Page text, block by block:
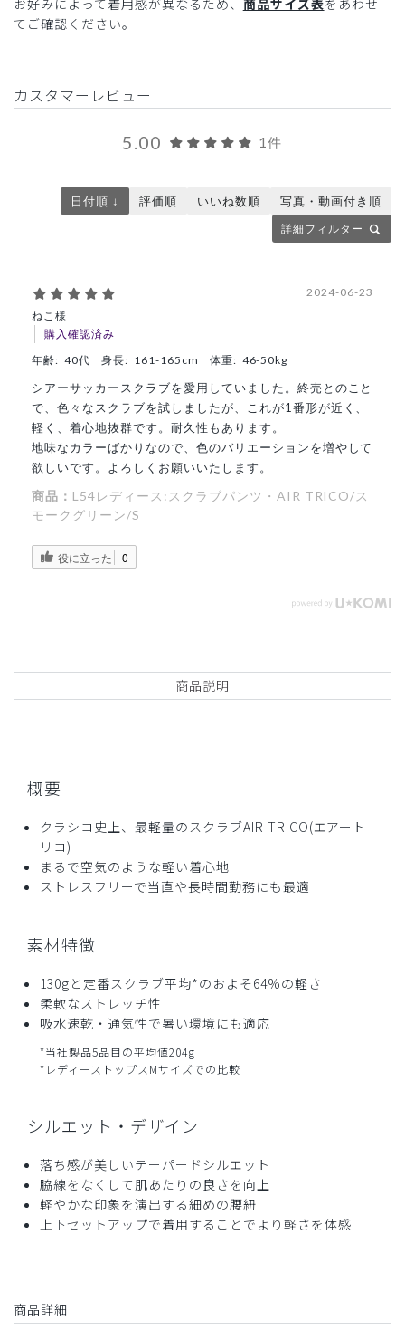
てご確認ください。
カスタマーレビュー
5.00 1件
詳細フィルター
日付順 ↓ 評価順 いいね数順 写真・動画付き順
ねこ様
購入確認済み
2024-06-23
年齢: 40代 身長: 161-165cm 体重: 46-50kg
シアーサッカースクラブを愛用していました。終売とのこと
で、色々なスクラブを試しましたが、これが1番形が近く、
軽く、着心地抜群です。耐久性もあります。
地味なカラーばかりなので、色のバリエーションを増やして
欲しいです。よろしくお願いいたします。
商品： L54レディース:スクラブパンツ・AIR TRICO/ス
モークグリーン/S
役に立った 0
商品説明
概要
クラシコ史上、最軽量のスクラブAIR TRICO(エアート
リコ)
まるで空気のような軽い着心地
ストレスフリーで当直や長時間勤務にも最適
素材特徴
130gと定番スクラブ平均*のおよそ64%の軽さ
柔軟なストレッチ性
吸水速乾・通気性で暑い環境にも適応
*当社製品5品目の平均値204g
*レディーストップスMサイズでの比較
シルエット・デザイン
落ち感が美しいテーパードシルエット
脇線をなくして肌あたりの良さを向上
軽やかな印象を演出する細めの腰紐
上下セットアップで着用することでより軽さを体感
商品詳細